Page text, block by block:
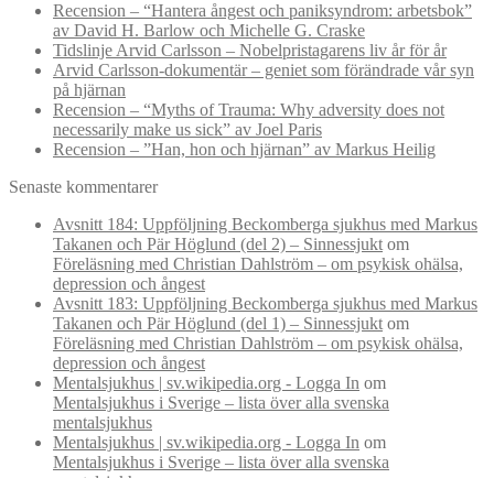
Recension – “Hantera ångest och paniksyndrom: arbetsbok”
av David H. Barlow och Michelle G. Craske
Tidslinje Arvid Carlsson – Nobelpristagarens liv år för år
Arvid Carlsson-dokumentär – geniet som förändrade vår syn
på hjärnan
Recension – “Myths of Trauma: Why adversity does not
necessarily make us sick” av Joel Paris
Recension – ”Han, hon och hjärnan” av Markus Heilig
Senaste kommentarer
Avsnitt 184: Uppföljning Beckomberga sjukhus med Markus
Takanen och Pär Höglund (del 2) – Sinnessjukt om
Föreläsning med Christian Dahlström – om psykisk ohälsa,
depression och ångest
Avsnitt 183: Uppföljning Beckomberga sjukhus med Markus
Takanen och Pär Höglund (del 1) – Sinnessjukt om
Föreläsning med Christian Dahlström – om psykisk ohälsa,
depression och ångest
Mentalsjukhus | sv.wikipedia.org - Logga In om
Mentalsjukhus i Sverige – lista över alla svenska
mentalsjukhus
Mentalsjukhus | sv.wikipedia.org - Logga In om
Mentalsjukhus i Sverige – lista över alla svenska